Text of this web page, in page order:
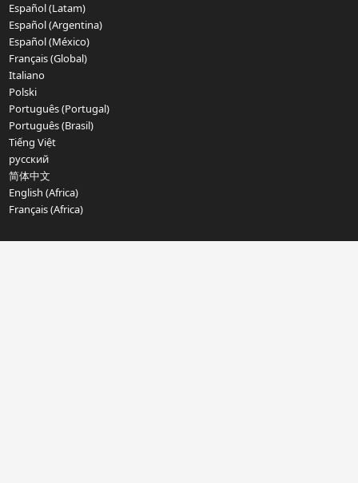
Español (Latam)
Español (Argentina)
Español (México)
Français (Global)
Italiano
Polski
Português (Portugal)
Português (Brasil)
Tiếng Việt
русский
简体中文
English (Africa)
Français (Africa)